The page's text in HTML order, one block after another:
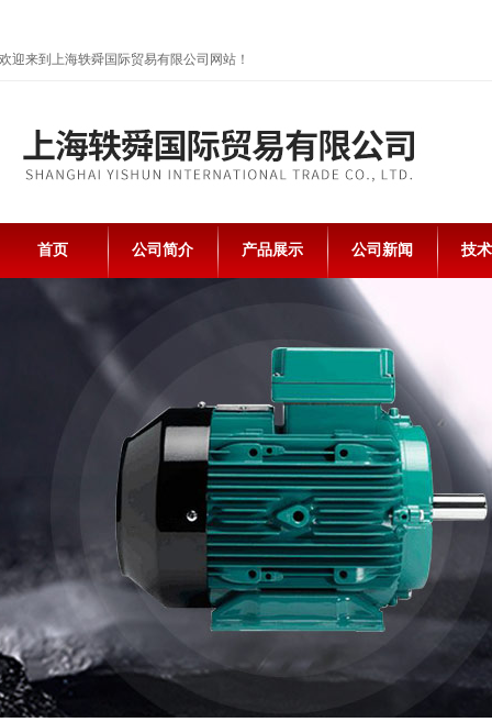
欢迎来到上海轶舜国际贸易有限公司网站！
首页 公司简介 产品展示 公司新闻 技